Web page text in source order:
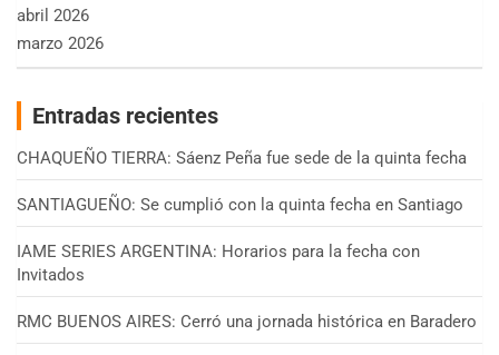
abril 2026
marzo 2026
Entradas recientes
CHAQUEÑO TIERRA: Sáenz Peña fue sede de la quinta fecha
SANTIAGUEÑO: Se cumplió con la quinta fecha en Santiago
IAME SERIES ARGENTINA: Horarios para la fecha con
Invitados
RMC BUENOS AIRES: Cerró una jornada histórica en Baradero